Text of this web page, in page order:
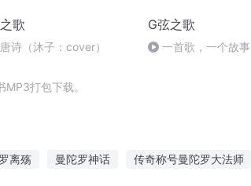
歌
诗（沐子：cover）
G弦之歌
一首歌，一个故事
打包下载。
离殇 曼陀罗神话 传奇称号曼陀罗大法师